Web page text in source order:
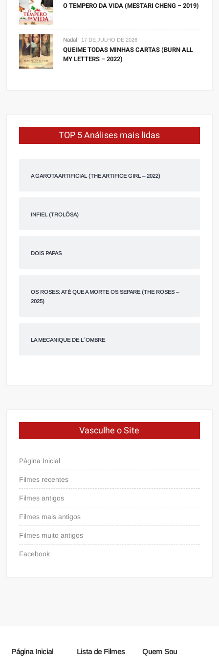
O TEMPERO DA VIDA (MESTARI CHENG – 2019)
Nadal 17 DE JULHO DE 2026
QUEIME TODAS MINHAS CARTAS (BURN ALL
MY LETTERS – 2022)
TOP 5 Análises mais lidas
A GAROTA ARTIFICIAL (THE ARTIFICE GIRL – 2022)
INFIEL (TROLÕSA)
DOIS PAPAS
OS ROSES: ATÉ QUE A MORTE OS SEPARE (THE ROSES –
2025)
LA MECANIQUE DE L´OMBRE
Vasculhe o Site
Página Inicial
Filmes recentes
Filmes antigos
Filmes mais antigos
Filmes muito antigos
Facebook
Página Inicial Lista de Filmes Quem Sou